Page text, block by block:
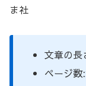
ま社
文章の長
ページ数